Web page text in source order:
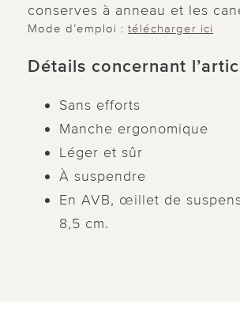
conserves à anneau et les
Mode d’emploi : télécharger ici
Détails concernant
Sans efforts
Manche ergonomique
Léger et sûr
À suspendre
En AVB, œillet de
8,5 cm.